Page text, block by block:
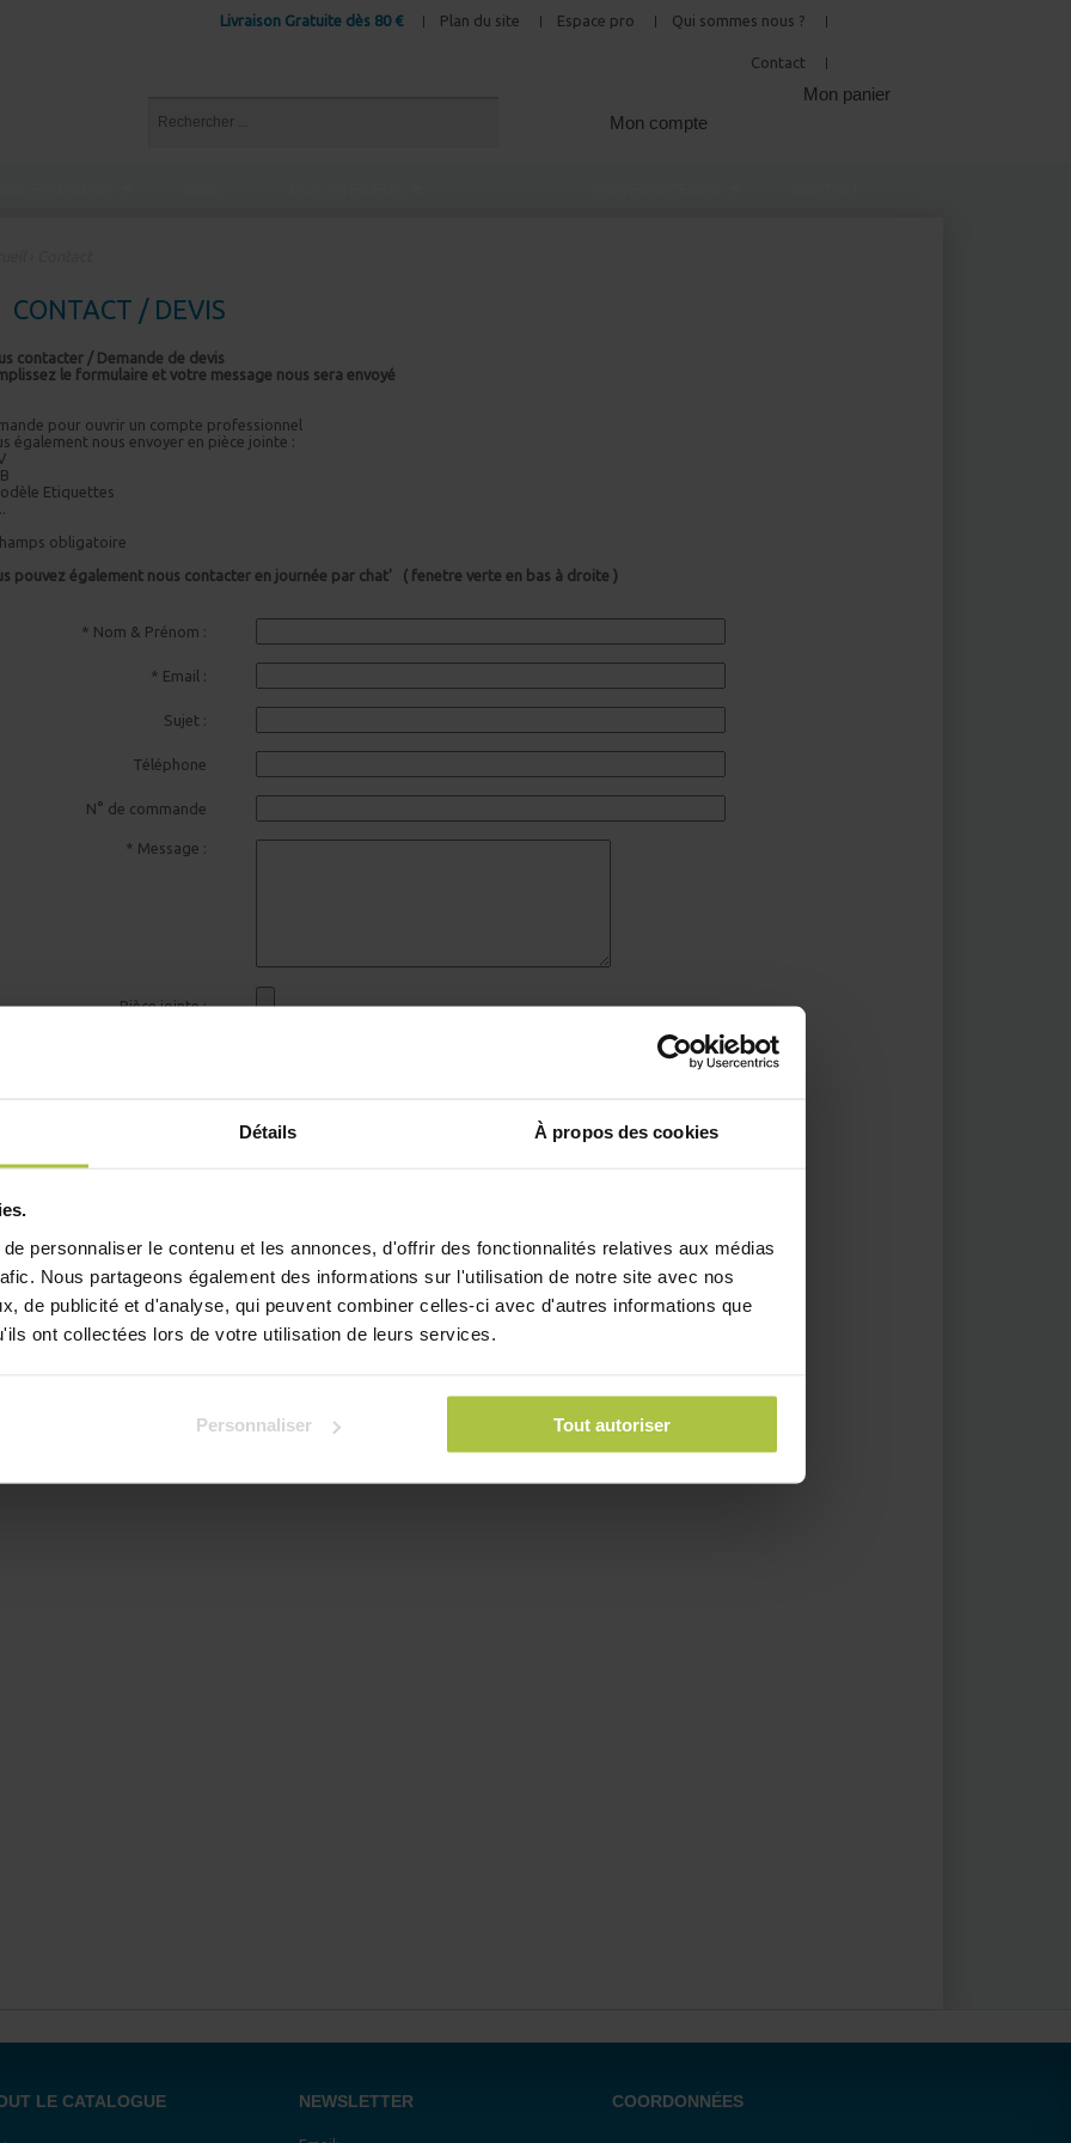
Détails À propos des cookies
personnaliser le contenu et les annonces, d'offrir des fonctionnalités relatives aux médias
Nous partageons également des informations sur l'utilisation de notre site avec nos
de publicité et d'analyse, qui peuvent combiner celles-ci avec d'autres informations que
ont collectées lors de votre utilisation de leurs services.
Personnaliser Tout autoriser
Livraison Gratuite dès 80 € Plan du site Espace pro Qui sommes nous ?
Contact
Mon panier
Mon compte
CONTACT / DEVIS
contacter / Demande de devis
le formulaire et votre message nous sera envoyé
pour ouvrir un compte professionnel
également nous envoyer en pièce jointe :
Etiquettes
obligatoire
pouvez également nous contacter en journée par chat' ( fenetre verte en bas à droite )
* Nom & Prénom :
* Email :
Sujet :
Téléphone
N° de commande
* Message :
Pièce jointe :
LE CATALOGUE NEWSLETTER COORDONNÉES